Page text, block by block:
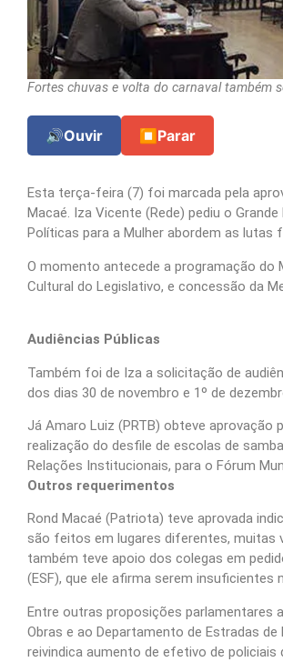
Fortes chuvas e volta do carnaval também
🔊Ouvir ⏹ Parar
Esta terça-feira (7) foi marcada pela
Macaé. Iza Vicente (Rede) pediu o
Políticas para a Mulher abordem as lutas
O momento antecede a programação do
Cultural do Legislativo, e concessão da
Audiências Públicas
Também foi de Iza a solicitação de
dos dias 30 de novembro e 1º de
Já Amaro Luiz (PRTB) obteve
realização do desfile de escolas de
Relações Institucionais, para o Fórum
Outros requerimentos
Rond Macaé (Patriota) teve aprovada
são feitos em lugares diferentes, muitas
também teve apoio dos colegas em
(ESF), que ele afirma serem insuficientes
Entre outras proposições parlamentares
Obras e ao Departamento de Estradas
reivindica aumento de efetivo de policiais